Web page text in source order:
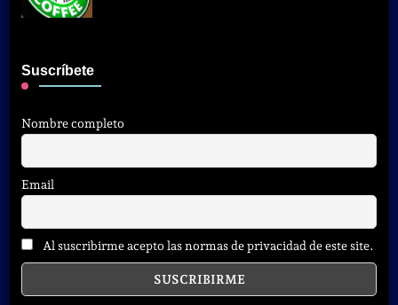
Suscríbete
Nombre completo
Email
Al suscribirme acepto las normas de privacidad de este site.